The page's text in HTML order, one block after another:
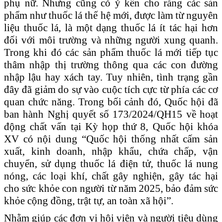
phụ nữ. Nhưng cũng có ý kến cho rằng các sản
phẩm như thuốc lá thế hệ mới, được làm từ nguyên
liệu thuốc lá, là một dạng thuốc lá ít tác hại hơn
đối với môi trường và những người xung quanh.
Trong khi đó các sản phẩm thuốc lá mới tiếp tục
thâm nhập thị trường thông qua các con đường
nhập lậu hay xách tay. Tuy nhiên, tình trạng gần
đây đã giảm do sự vào cuộc tích cực từ phía các cơ
quan chức năng. Trong bối cảnh đó, Quốc hội đã
ban hành Nghị quyết số 173/2024/QH15 về hoạt
động chất vấn tại Kỳ họp thứ 8, Quốc hội khóa
XV có nội dung “Quốchội thống nhất cấm sản
xuất, kinh doanh, nhập khẩu, chứa chấp, vận
chuyển, sử dụng thuốc lá điện tử, thuốc lá nung
nóng, các loại khí, chất gây nghiện, gây tác hại
cho sức khỏe con người từ năm 2025, bảo đảm sức
khỏe cộng đồng, trật tự, an toàn xã hội”.
Nhằm giúp các đơn vị hội viên và người tiêu dùng